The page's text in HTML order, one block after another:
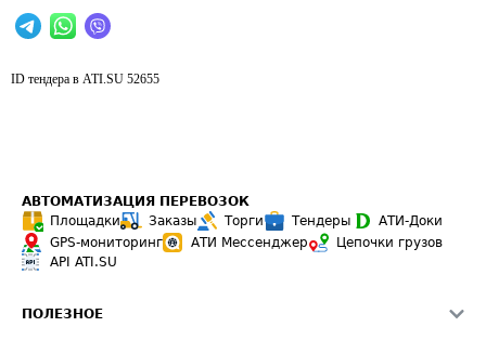
ID тендера в ATI.SU 52655
АВТОМАТИЗАЦИЯ ПЕРЕВОЗОК
Площадки
Заказы Торги Тендеры
АТИ-Доки
GPS-мониторинг
АТИ Мессенджер
Цепочки грузов
API ATI.SU
ПОЛЕЗНОЕ